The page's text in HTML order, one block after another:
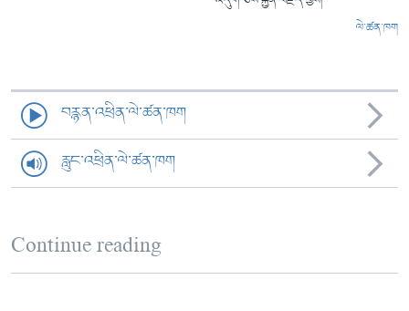
ལེ་ཚན་ཁག
བརྙན་འཕྲིན་ལེ་ཚན་ཁག
རླུང་འཕྲིན་ལེ་ཚན་ཁག
Continue reading